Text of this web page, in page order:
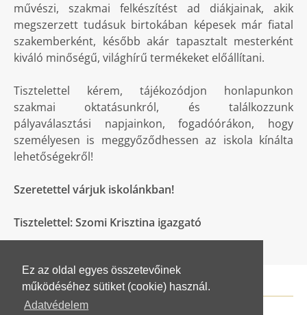
Ez az oldal egyes összetevőinek
működéséhez sütiket (cookie) használ.
Adatvédelem
művészi, szakmai felkészítést ad diákjainak, akik
megszerzett tudásuk birtokában képesek már fiatal
szakemberként, később akár tapasztalt mesterként
kiváló minőségű, világhírű termékeket előállítani.
Tisztelettel kérem, tájékozódjon honlapunkon
szakmai oktatásunkról, és találkozzunk
pályaválasztási napjainkon, fogadóórákon, hogy
személyesen is meggyőződhessen az iskola kínálta
lehetőségekről!
Szeretettel várjuk iskolánkban!
Tisztelettel: Szomi Krisztina igazgató